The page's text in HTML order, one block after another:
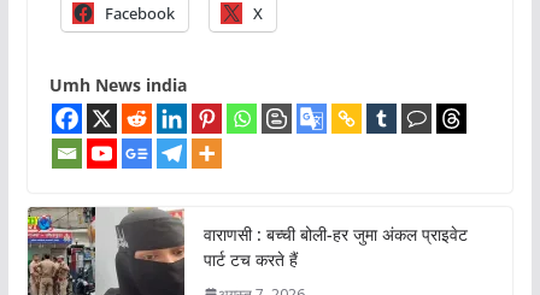
Facebook X
Umh News india
वाराणसी : बच्ची बोली-हर जुमा अंकल प्राइवेट
पार्ट टच करते हैं